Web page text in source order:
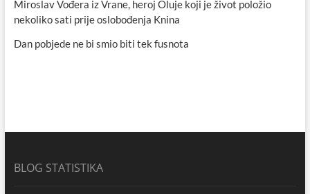
Miroslav Vođera iz Vrane, heroj Oluje koji je život položio
nekoliko sati prije oslobođenja Knina
Dan pobjede ne bi smio biti tek fusnota
BLOG STATISTIKA